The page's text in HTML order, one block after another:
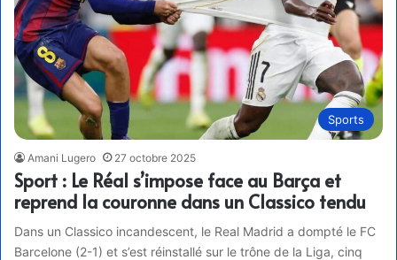
Sports
Amani Lugero 27 octobre 2025
Sport : Le Réal s’impose face au Barça et
reprend la couronne dans un Classico tendu
Dans un Classico incandescent, le Real Madrid a dompté le FC
Barcelone (2-1) et s’est réinstallé sur le trône de la Liga, cinq